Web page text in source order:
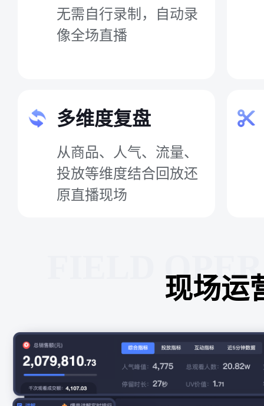
无需自行录制，自动录
像全场直播
多维度复盘
从商品、人气、流量、
投放等维度结合回放还
原直播现场
FIELD
现场运